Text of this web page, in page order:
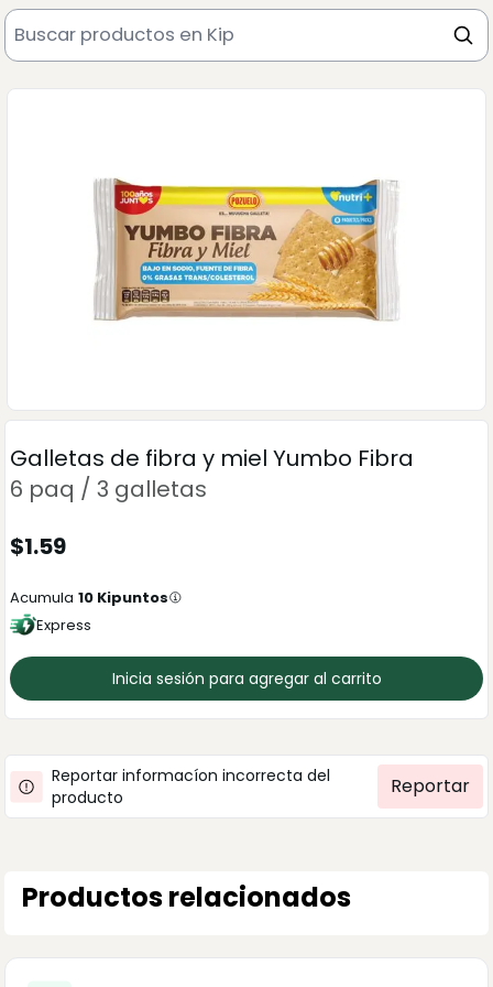
Galletas de fibra y miel Yumbo Fibra
6 paq / 3 galletas
$1.59
Acumula 10 Kipuntos
Express
Inicia sesión para agregar al carrito
Reportar informacíon incorrecta del
producto
Reportar
Productos relacionados